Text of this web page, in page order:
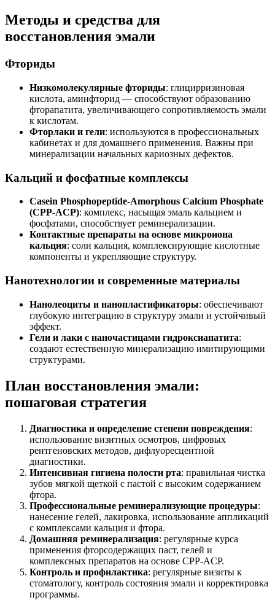
Методы и средства для
восстановления эмали
Фториды
Низкомолекулярные фториды: глицирризиновая
кислота, аминфторид — способствуют образованию
фторапатита, увеличивающего сопротивляемость эмали
к кислотам.
Фторлаки и гели: используются в профессиональных
кабинетах и для домашнего применения. Важны при
минерализации начальных кариозных дефектов.
Кальций и фосфатные комплексы
Casein Phosphopeptide-Amorphous Calcium Phosphate
(CPP-ACP): комплекс, насыщая эмаль кальцием и
фосфатами, способствует реминерализации.
Контактные препараты на основе микроиона
кальция: соли кальция, комплексирующие кислотные
компоненты и укрепляющие структуру.
Нанотехнологии и современные материалы
Нанолеоциты и нанопластификаторы: обеспечивают
глубокую интеграцию в структуру эмали и устойчивый
эффект.
Гели и лаки с наночастицами гидроксиапатита:
создают естественную минерализацию имитирующими
структурами.
План восстановления эмали:
пошаговая стратегия
Диагностика и определение степени повреждения:
использование визитных осмотров, цифровых
рентгеновских методов, дифлуоресцентной
диагностики.
Интенсивная гигиена полости рта: правильная чистка
зубов мягкой щеткой с пастой с высоким содержанием
фтора.
Профессиональные реминерализующие процедуры:
нанесение гелей, лакировка, использование аппликаций
с комплексами кальция и фтора.
Домашняя реминерализация: регулярные курса
применения фторсодержащих паст, гелей и
комплексных препаратов на основе CPP-ACP.
Контроль и профилактика: регулярные визиты к
стоматологу, контроль состояния эмали и корректировка
программы.